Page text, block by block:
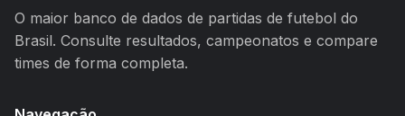
O maior banco de dados de partidas de futebol do
Brasil. Consulte resultados, campeonatos e compare
times de forma completa.